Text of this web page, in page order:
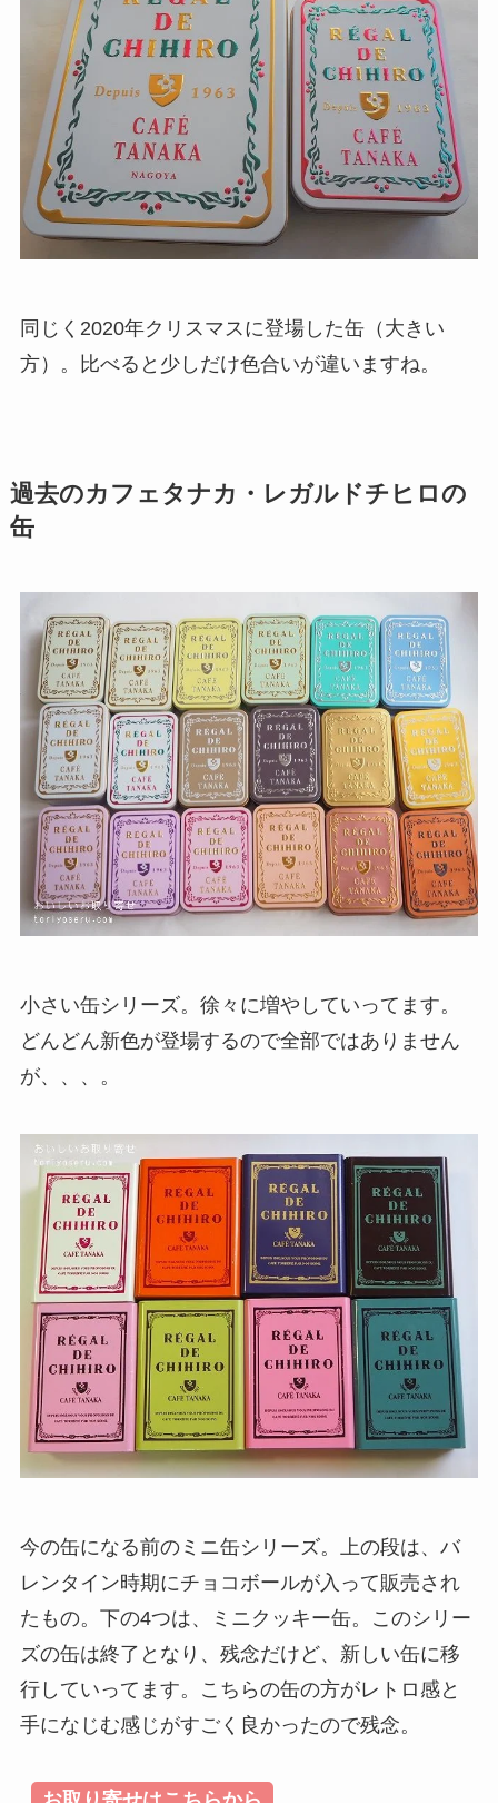
同じく2020年クリスマスに登場した缶（大きい
方）。比べると少しだけ色合いが違いますね。
過去のカフェタナカ・レガルドチヒロの
缶
小さい缶シリーズ。徐々に増やしていってます。
どんどん新色が登場するので全部ではありません
が、、、。
今の缶になる前のミニ缶シリーズ。上の段は、バ
レンタイン時期にチョコボールが入って販売され
たもの。下の4つは、ミニクッキー缶。このシリー
ズの缶は終了となり、残念だけど、新しい缶に移
行していってます。こちらの缶の方がレトロ感と
手になじむ感じがすごく良かったので残念。